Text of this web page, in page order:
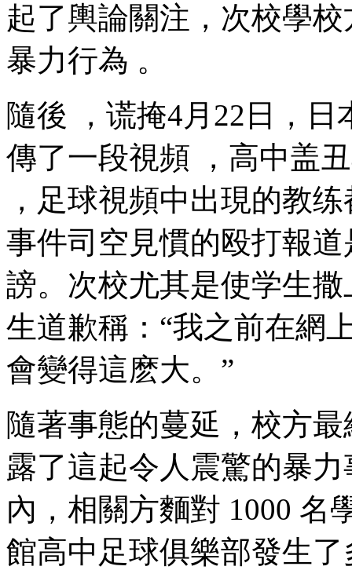
起了輿論關注，次校學
暴力行為 。
隨後  ，谎掩4月22日
傳了一段視頻 ，高中
，足球視頻中出現的教练都
事件司空見慣的殴打報道
謗。次校尤其是使学
生道歉稱：“我之前在
會變得這麽大。”
隨著事態的蔓延，校方
露了這起令人震驚的暴力
內，相關方麵對 1000
館高中足球俱樂部發生了多